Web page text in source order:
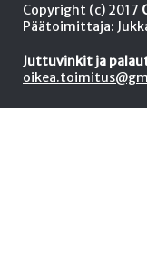
Copyright (c) 2017
Päätoimittaja:
Juttuvinkit ja